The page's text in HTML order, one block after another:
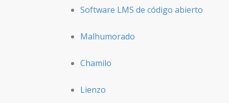
Software LMS de código abierto
Malhumorado
Chamilo
Lienzo